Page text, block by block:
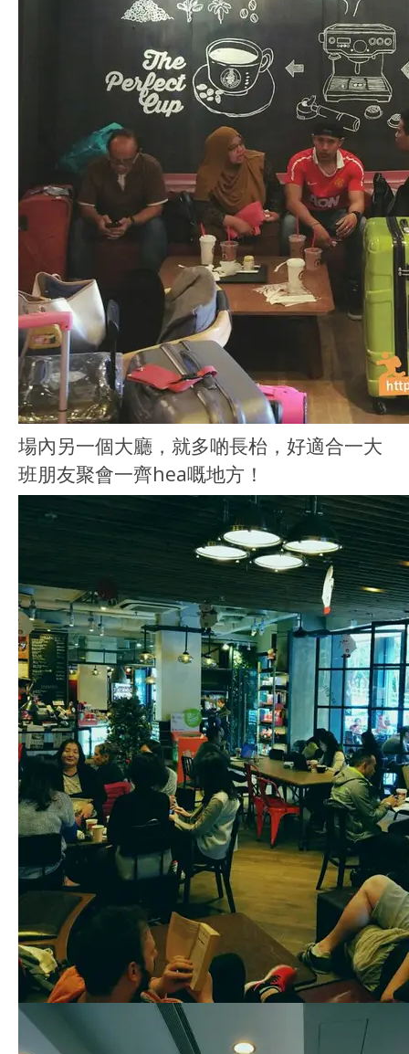
場內另一個大廳，就多啲長枱，好適合一大
班朋友聚會一齊hea嘅地方！